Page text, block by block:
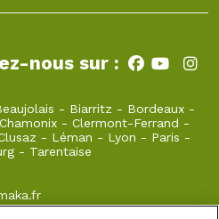
nous sur :
- Biarritz - Bordeaux -
Chamonix - Clermont-Ferrand -
- Léman - Lyon - Paris -
- Tarentaise